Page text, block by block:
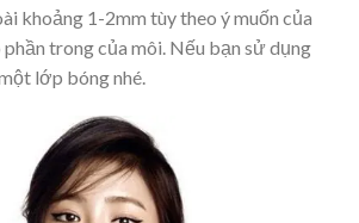
khoảng 1-2mm tùy theo ý muốn của
phần trong của môi. Nếu bạn sử dụng
lớp bóng nhé.